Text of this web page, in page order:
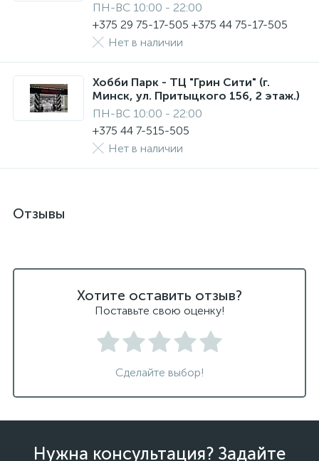
ПН-ВС 10:00 - 22:00
+375 29 75-17-505 +375 44 75-17-505
Нет в наличии
Хобби Парк - ТЦ "Грин Сити" (г.
Минск, ул. Притыцкого 156, 2 этаж.)
ПН-ВС 10:00 - 22:00
+375 44 7-515-505
Нет в наличии
Отзывы
Хотите оставить отзыв?
Поставьте свою оценку!
Сделайте выбор!
Нужна консультация? Задайте